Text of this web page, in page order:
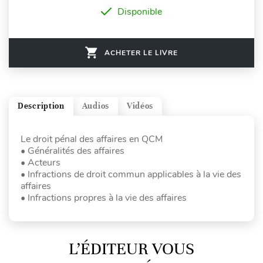
Disponible
ACHETER LE LIVRE
Vidéos
Audios
Description
Le droit pénal des affaires en QCM
• Généralités des affaires
• Acteurs
• Infractions de droit commun applicables à la vie des
affaires
• Infractions propres à la vie des affaires
L’ÉDITEUR VOUS